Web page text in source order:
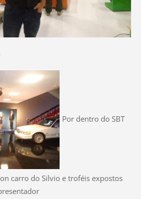
Por dentro do SBT
carro do Silvio e troféis expostos